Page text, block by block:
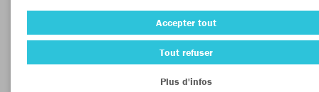
Accepter tout
Tout refuser
Plus d'infos